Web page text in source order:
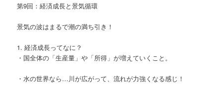
第9回：経済成長と景気循環
景気の波はまるで潮の満ち引き！
1. 経済成長ってなに？
・国全体の「生産量」や「所得」が増えていくこと。
・水の世界なら…川が広がって、流れが力強くなる感じ！